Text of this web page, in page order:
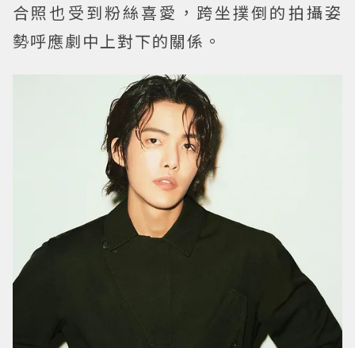
合照也受到粉絲喜愛，跨坐撲倒的拍攝姿
勢呼應劇中上對下的關係。